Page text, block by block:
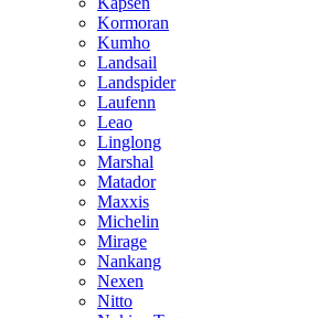
Kormoran
Kumho
Landsail
Landspider
Laufenn
Leao
Linglong
Marshal
Matador
Maxxis
Michelin
Mirage
Nankang
Nexen
Nitto